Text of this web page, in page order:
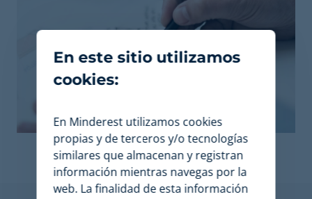
En este sitio utilizamos
cookies:
En Minderest utilizamos cookies
propias y de terceros y/o tecnologías
similares que almacenan y registran
información mientras navegas por la
web. La finalidad de esta información